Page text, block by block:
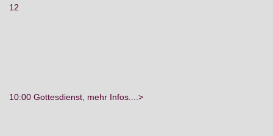
12
10:00 Gottesdienst, mehr Infos....>